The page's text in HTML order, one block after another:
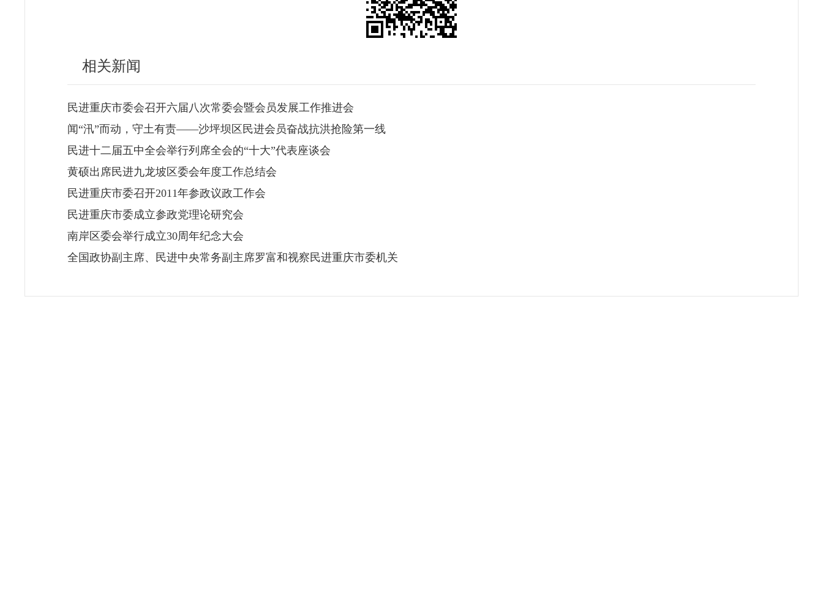
相关新闻
民进重庆市委会召开六届八次常委会暨会员发展工作推进会
闻“汛”而动，守土有责——沙坪坝区民进会员奋战抗洪抢险第一线
民进十二届五中全会举行列席全会的“十大”代表座谈会
黄硕出席民进九龙坡区委会年度工作总结会
民进重庆市委召开2011年参政议政工作会
民进重庆市委成立参政党理论研究会
南岸区委会举行成立30周年纪念大会
全国政协副主席、民进中央常务副主席罗富和视察民进重庆市委机关